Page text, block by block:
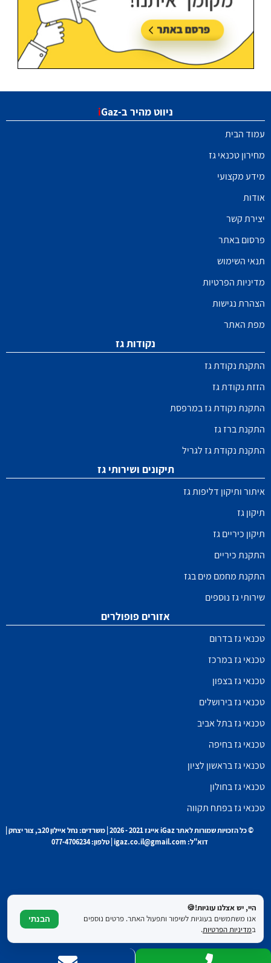
ניווט מהיר ב- iGaz
עמוד הבית
מחירון טכנאי גז
מידע מקצועי
אודות
יצירת קשר
פרסום באתר
תנאי השימוש
מדיניות הפרטיות
הצהרת נגישות
מפת האתר
נקודות גז
התקנת נקודת גז
הזזת נקודת גז
התקנת נקודת גז במרפסת
התקנת ברז גז
התקנת נקודת גז לגריל
תיקונים ושירותי גז
איתור ותיקון דליפות גז
תיקון גז
תיקון כיריים גז
התקנת כיריים
התקנת מחמם מים בגז
שירותי גז נוספים
אזורים פופולרים
טכנאי גז בדרום
טכנאי גז במרכז
טכנאי גז בצפון
טכנאי גז בירושלים
טכנאי גז בתל אביב
טכנאי גז בחיפה
טכנאי גז בראשון לציון
טכנאי גז בחולון
טכנאי גז בפתח תקווה
© כל הזכויות שמורות לאתר iGaz אייגז 2021 - 2026 | משרדים: נחל איילון 20ב, צור יצחק |
דוא"ל: igaz.co.il@gmail.com | טלפון: 077-4706234
היי, יש אצלנו עוגיות!🍪
אנו משתמשים בעוגיות לשיפור ותפעול האתר. פרטים נוספים
במדיניות הפרטיות.
הבנתי